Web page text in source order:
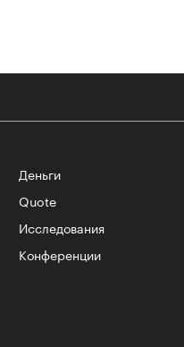
которые нельзя
Деньги
Quote
Исследования
Конференции